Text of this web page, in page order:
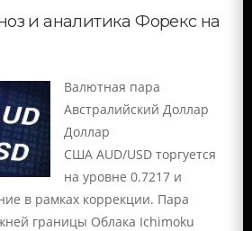
и аналитика Форекс на
Валютная пара
Австралийский Доллар
Доллар
США AUD/USD торгуется
на уровне 0.7217 и
в рамках коррекции. Пара
границы Облака Ichimoku